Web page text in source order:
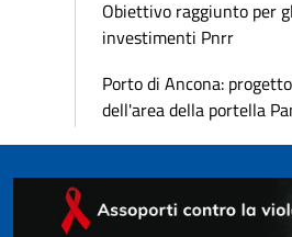
Obiettivo raggiunto per
investimenti Pnrr
Porto di Ancona:
dell'area della portella